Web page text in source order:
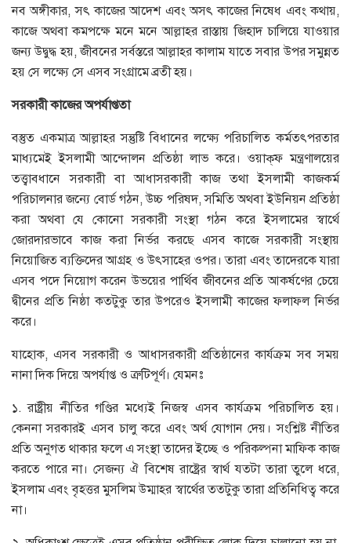
নব অঙ্গীকার, সৎ কাজের আদেশ এবং অসৎ কাজের নিষেধ এবং কথায়,
কাজে অথবা কমপক্ষে মনে মনে আল্লাহর রাস্তায় জিহাদ চালিয়ে যাওয়ার
জন্য উদ্বুদ্ধ হয়, জীবনের সর্বস্তরে আল্লাহর কালাম যাতে সবার উপর সমুন্নত
হয় সে লক্ষ্যে সে এসব সংগ্রামে ব্রতী হয়।
সরকারীকাজেরঅপর্যাপ্ততা
বস্তুত একমাত্র আল্লাহর সন্তুষ্টি বিধানের লক্ষ্যে পরিচালিত কর্মতৎপরতার
মাধ্যমেই ইসলামী আন্দোলন প্রতিষ্ঠা লাভ করে। ওয়াক্‌ফ মন্ত্রণালয়ের
তত্ত্বাবধানে সরকারী বা আধাসরকারী কাজ তথা ইসলামী কাজকর্ম
পরিচালনার জন্যে বোর্ড গঠন, উচ্চ পরিষদ, সমিতি অথবা ইউনিয়ন প্রতিষ্ঠা
করা অথবা যে কোনো সরকারী সংস্থা গঠন করে ইসলামের স্বার্থে
জোরদারভাবে কাজ করা নির্ভর করছে এসব কাজে সরকারী সংস্থায়
নিয়োজিত ব্যক্তিদের আগ্রহ ও উৎসাহের ওপর। তারা এবং তাদেরকে যারা
এসব পদে নিয়োগ করেন উভয়ের পার্থিব জীবনের প্রতি আকর্ষণের চেয়ে
দ্বীনের প্রতি নিষ্ঠা কতটুকু তার উপরেও ইসলামী কাজের ফলাফল নির্ভর
করে।
যাহোক, এসব সরকারী ও আধাসরকারী প্রতিষ্ঠানের কার্যক্রম সব সময়
নানা দিক দিয়ে অপর্যাপ্ত ও ত্রুটিপূর্ণ। যেমনঃ
১. রাষ্ট্রীয় নীতির গণ্ডির মধ্যেই নিজস্ব এসব কার্যক্রম পরিচালিত হয়।
কেননা সরকারই এসব চালু করে এবং অর্থ যোগান দেয়। সংশ্লিষ্ট নীতির
প্রতি অনুগত থাকার ফলে এ সংস্থা তাদের ইচ্ছে ও পরিকল্পনা মাফিক কাজ
করতে পারে না। সেজন্য ঐ বিশেষ রাষ্ট্রের স্বার্থ যতটা তারা তুলে ধরে,
ইসলাম এবং বৃহত্তর মুসলিম উম্মাহর স্বার্থের ততটুকু তারা প্রতিনিধিত্ব করে
না।